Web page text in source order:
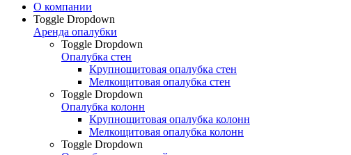
О компании
Toggle Dropdown
Аренда опалубки
Toggle Dropdown
Опалубка стен
Крупнощитовая опалубка стен
Мелкощитовая опалубка стен
Toggle Dropdown
Опалубка колонн
Крупнощитовая опалубка колонн
Мелкощитовая опалубка колонн
Toggle Dropdown